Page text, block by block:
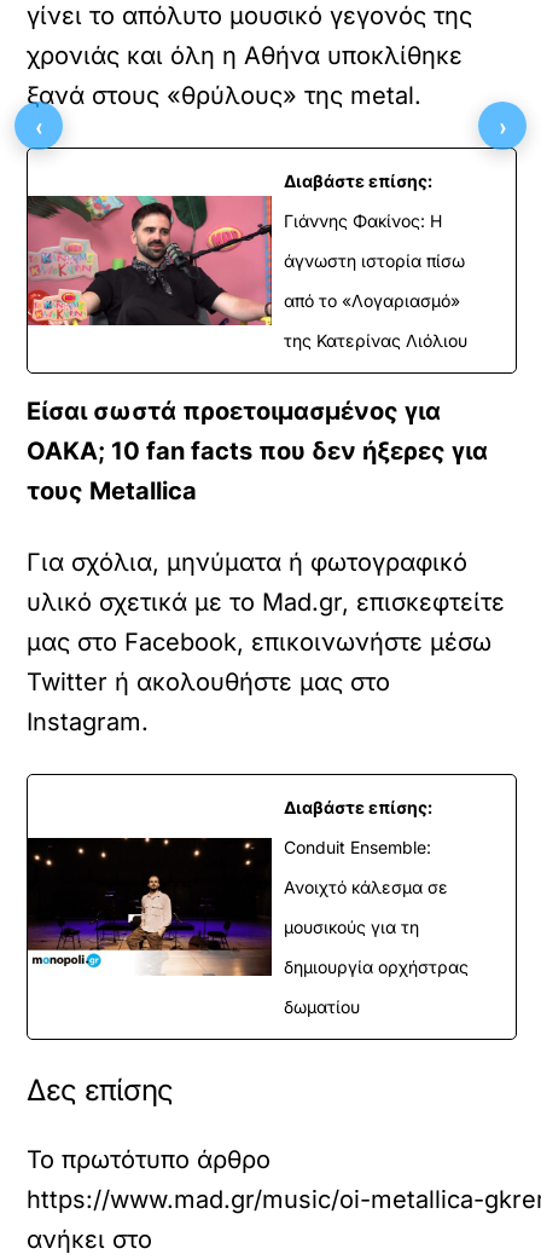
γίνει το απόλυτο μουσικό γεγονός της
χρονιάς και όλη η Αθήνα υποκλίθηκε
ξανά στους «θρύλους» της metal.
Διαβάστε επίσης:
Γιάννης Φακίνος: Η
άγνωστη ιστορία πίσω
από το «Λογαριασμό»
της Κατερίνας Λιόλιου
Είσαι σωστά προετοιμασμένος για
ΟΑΚΑ; 10 fan facts που δεν ήξερες για
τους Metallica
Για σχόλια, μηνύματα ή φωτογραφικό
υλικό σχετικά με το Mad.gr, επισκεφτείτε
μας στο Facebook, επικοινωνήστε μέσω
Twitter ή ακολουθήστε μας στο
Instagram.
Διαβάστε επίσης:
Conduit Ensemble:
Ανοιχτό κάλεσμα σε
μουσικούς για τη
δημιουργία ορχήστρας
δωματίου
Δες επίσης
Το πρωτότυπο άρθρο
https://www.mad.gr/music/oi-metallica-
ανήκει στο
‹ ›